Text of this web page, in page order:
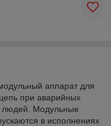
аппарат для
при аварийных
людей. Модульные
в исполнениях